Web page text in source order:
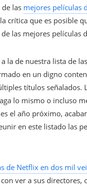
las mejores películas
crítica que es posible
las mejores películas
la de nuestra lista de
en un digno
títulos
lo mismo o incluso
el año próximo,
en este listado las
de Netflix en dos mil
ver a sus directores,